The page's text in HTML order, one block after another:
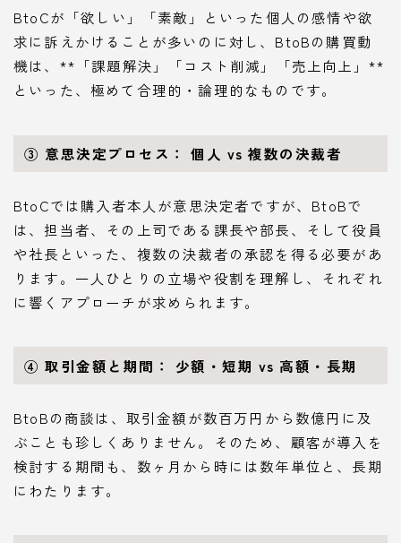
BtoCが「欲しい」「素敵」といった個人の感情や欲
求に訴えかけることが多いのに対し、BtoBの購買動
機は、**「課題解決」「コスト削減」「売上向上」**
といった、極めて合理的・論理的なものです。
③ 意思決定プロセス： 個人 vs 複数の決裁者
BtoCでは購入者本人が意思決定者ですが、BtoBで
は、担当者、その上司である課長や部長、そして役員
や社長といった、複数の決裁者の承認を得る必要があ
ります。一人ひとりの立場や役割を理解し、それぞれ
に響くアプローチが求められます。
④ 取引金額と期間： 少額・短期 vs 高額・長期
BtoBの商談は、取引金額が数百万円から数億円に及
ぶことも珍しくありません。そのため、顧客が導入を
検討する期間も、数ヶ月から時には数年単位と、長期
にわたります。